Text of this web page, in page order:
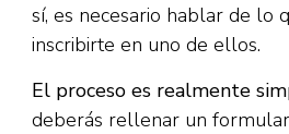
sí, es necesario hablar de lo
inscribirte en uno de ellos.
El proceso es realmente
deberás rellenar un